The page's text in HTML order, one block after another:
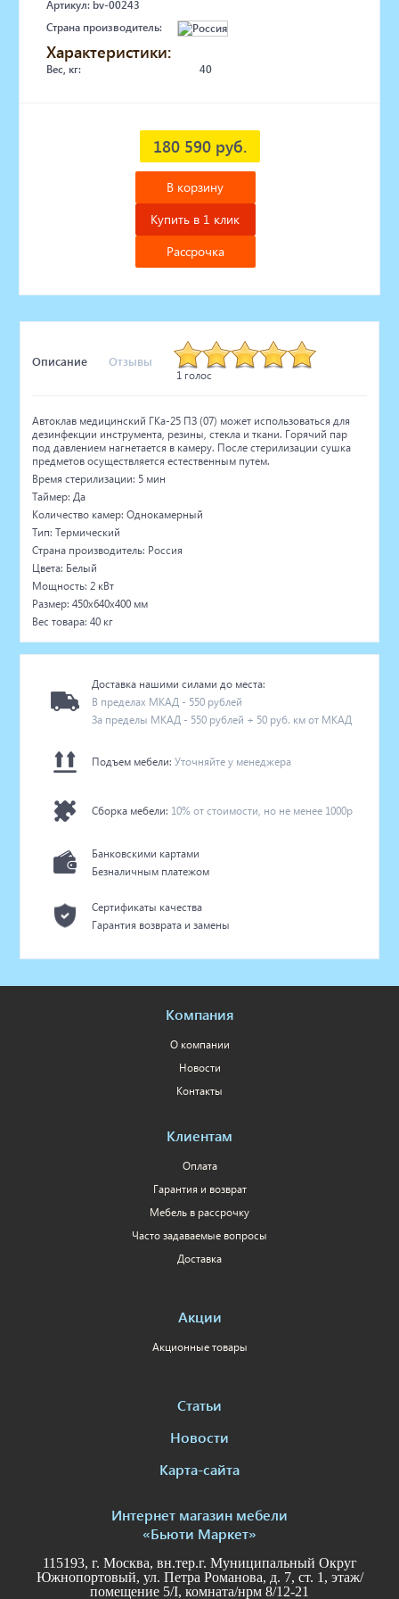
Артикул: bv-00243
Страна производитель:
Характеристики:
Вес, кг: 40
180 590 руб.
В корзину
Купить в 1 клик
Рассрочка
Описание Отзывы
1 голос
Автоклав медицинский ГКа-25 ПЗ (07) может использоваться для
дезинфекции инструмента, резины, стекла и ткани. Горячий пар
под давлением нагнетается в камеру. После стерилизации сушка
предметов осуществляется естественным путем.
Время стерилизации: 5 мин
Таймер: Да
Количество камер: Однокамерный
Тип: Термический
Страна производитель: Россия
Цвета: Белый
Мощность: 2 кВт
Размер: 450х640х400 мм
Вес товара: 40 кг
Доставка нашими силами до места:
В пределах МКАД - 550 рублей
За пределы МКАД - 550 рублей + 50 руб. км от МКАД
Подъем мебели:Уточняйте у менеджера
Сборка мебели: 10% от стоимости, но не менее 1000р
Банковскими картами
Безналичным платежом
Сертификаты качества
Гарантия возврата и замены
Компания
О компании
Новости
Контакты
Клиентам
Оплата
Гарантия и возврат
Мебель в рассрочку
Часто задаваемые вопросы
Доставка
Акции
Акционные товары
Статьи
Новости
Карта-сайта
Интернет магазин мебели
«Бьюти Маркет»
115193, г. Москва, вн.тер.г. Муниципальный Округ
Южнопортовый, ул. Петра Романова, д. 7, ст. 1, этаж/
помещение 5/I, комната/нрм 8/12-21